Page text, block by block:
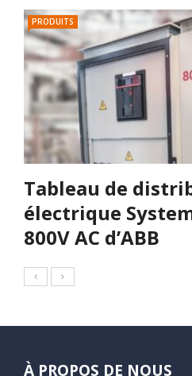
PRODUITS
Tableau de
électrique
800V AC d’ABB
À PROPOS DE NOUS